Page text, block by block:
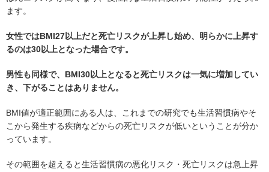
ます。
女性ではBMI27以上だと死亡リスクが上昇し始め、明らかに上昇す
るのは30以上となった場合です。
男性も同様で、BMI30以上となると死亡リスクは一気に増加してい
き、下がることはありません。
BMI値が適正範囲にある人は、これまでの研究でも生活習慣病やそ
こから発生する疾病などからの死亡リスクが低いということが分か
っています。
その範囲を超えると生活習慣病の悪化リスク・死亡リスクは急上昇